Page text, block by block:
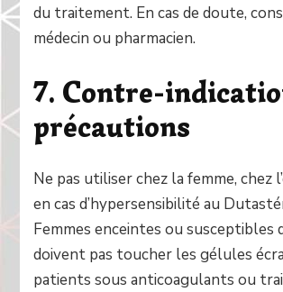
du traitement. En cas de doute,
médecin ou pharmacien.
7. Contre-
précautions
Ne pas utiliser chez la femme, chez
en cas d’hypersensibilité au
Femmes enceintes ou susceptibles
doivent pas toucher les gélules
patients sous anticoagulants ou